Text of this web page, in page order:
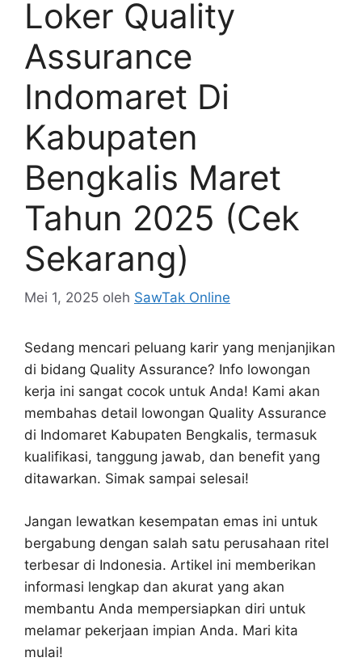
Loker Quality
Assurance
Indomaret Di
Kabupaten
Bengkalis Maret
Tahun 2025 (Cek
Sekarang)
Mei 1, 2025 oleh SawTak Online
Sedang mencari peluang karir yang menjanjikan
di bidang Quality Assurance? Info lowongan
kerja ini sangat cocok untuk Anda! Kami akan
membahas detail lowongan Quality Assurance
di Indomaret Kabupaten Bengkalis, termasuk
kualifikasi, tanggung jawab, dan benefit yang
ditawarkan. Simak sampai selesai!
Jangan lewatkan kesempatan emas ini untuk
bergabung dengan salah satu perusahaan ritel
terbesar di Indonesia. Artikel ini memberikan
informasi lengkap dan akurat yang akan
membantu Anda mempersiapkan diri untuk
melamar pekerjaan impian Anda. Mari kita
mulai!